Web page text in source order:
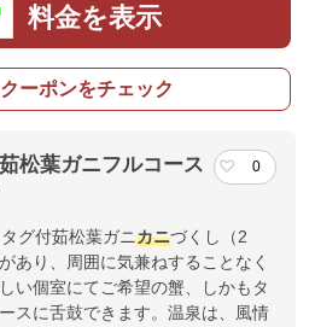
料金を表示
ーポンをチェック
松葉ガニフルコース
0
グ付茹松葉ガニカニづくし（2
あり、周囲に気兼ねすることなく
い個室にてご希望の蟹、しかもタ
スに舌鼓できます。温泉は、風情